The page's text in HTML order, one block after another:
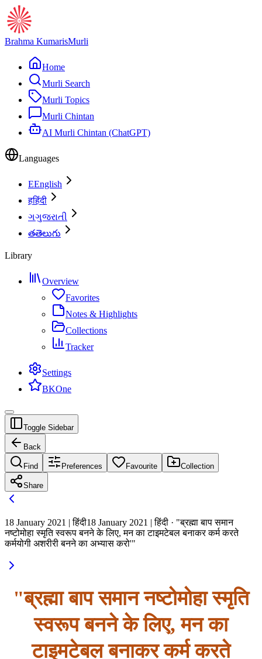
Brahma KumarisMurli
Home
Murli Search
Murli Topics
Murli Chintan
AI Murli Chintan (ChatGPT)
Languages
EEnglish
हहिंदी
ગગુજરાતી
తతెలుగు
Library
Overview
Favorites
Notes & Highlights
Collections
Tracker
Settings
BKOne
Toggle Sidebar
Back
Find Preferences Favourite Collection
Share
18 January 2021 | हिंदी18 January 2021 | हिंदी · "ब्रह्मा बाप समान
नष्टोमोहा स्मृति स्वरूप बनने के लिए, मन का टाइमटेबल बनाकर कर्म करते
कर्मयोगी अशरीरी बनने का अभ्यास करो'"
"ब्रह्मा बाप समान नष्टोमोहा स्मृति
स्वरूप बनने के लिए, मन का
टाइमटेबल बनाकर कर्म करते